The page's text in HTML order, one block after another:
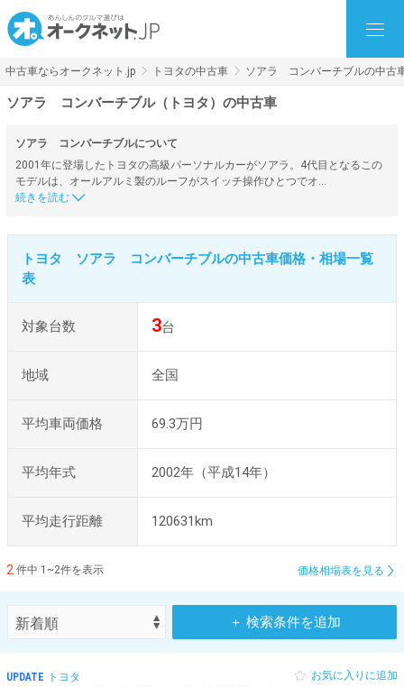
中古車ならオークネット.jp トヨタの中古車 ソアラ コンバーチブルの中古
ソアラ コンバーチブル（トヨタ）の中古車
ソアラ コンバーチブルについて
2001年に登場したトヨタの高級パーソナルカーがソアラ。4代目となるこの
モデルは、オールアルミ製のルーフがスイッチ操作ひとつでオ…
トヨタ ソアラ コンバーチブルの中古車価格・相場一覧
表
対象台数 3台
地域 全国
平均車両価格 69.3万円
平均年式 2002年（平成14年）
平均走行距離 120631km
2 件中 1~2件を表示 価格相場表を見る
＋ 検索条件を追加
UPDATE トヨタ お気に入りに追加